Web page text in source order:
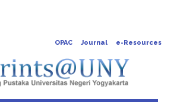
OPAC Journal e-Resources